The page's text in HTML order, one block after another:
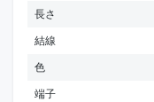
長さ
結線
色
端子